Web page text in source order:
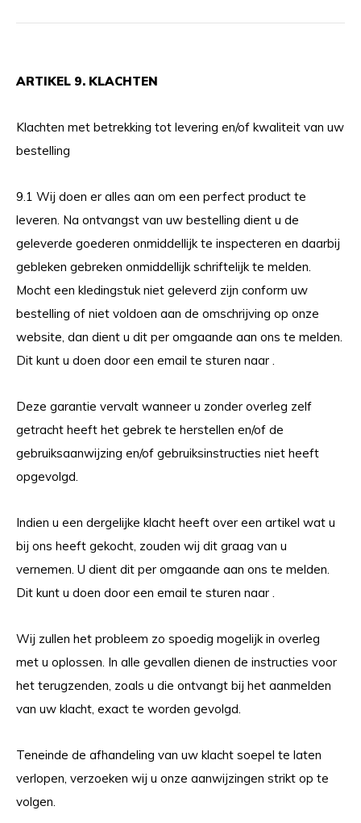
ARTIKEL 9. KLACHTEN
Klachten met betrekking tot levering en/of kwaliteit van uw
bestelling
9.1 Wij doen er alles aan om een perfect product te
leveren. Na ontvangst van uw bestelling dient u de
geleverde goederen onmiddellijk te inspecteren en daarbij
gebleken gebreken onmiddellijk schriftelijk te melden.
Mocht een kledingstuk niet geleverd zijn conform uw
bestelling of niet voldoen aan de omschrijving op onze
website, dan dient u dit per omgaande aan ons te melden.
Dit kunt u doen door een email te sturen naar .
Deze garantie vervalt wanneer u zonder overleg zelf
getracht heeft het gebrek te herstellen en/of de
gebruiksaanwijzing en/of gebruiksinstructies niet heeft
opgevolgd.
Indien u een dergelijke klacht heeft over een artikel wat u
bij ons heeft gekocht, zouden wij dit graag van u
vernemen. U dient dit per omgaande aan ons te melden.
Dit kunt u doen door een email te sturen naar .
Wij zullen het probleem zo spoedig mogelijk in overleg
met u oplossen. In alle gevallen dienen de instructies voor
het terugzenden, zoals u die ontvangt bij het aanmelden
van uw klacht, exact te worden gevolgd.
Teneinde de afhandeling van uw klacht soepel te laten
verlopen, verzoeken wij u onze aanwijzingen strikt op te
volgen.